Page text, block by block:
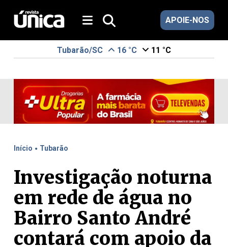
APOIE-NOS
Tubarão/SC 16 °C 11 °C
Início . Tubarão
Investigação noturna
em rede de água no
Bairro Santo André
contará com apoio da